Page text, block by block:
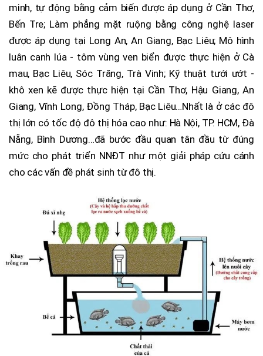
minh, tự động bằng cảm biến được áp dụng ở Cần Thơ,
Bến Tre; Làm phẳng mặt ruộng bằng công nghệ laser
được áp dụng tại Long An, An Giang, Bạc Liêu; Mô hình
luân canh lúa - tôm vùng ven biển được thực hiện ở Cà
mau, Bạc Liêu, Sóc Trăng, Trà Vinh; Kỹ thuật tưới ướt -
khô xen kẽ được thực hiện tại Cần Thơ, Hậu Giang, An
Giang, Vĩnh Long, Đồng Tháp, Bạc Liêu…Nhất là ở các đô
thị lớn có tốc độ đô thị hóa cao như: Hà Nội, TP. HCM, Đà
Nẵng, Bình Dương…đã bước đầu quan tân đầu từ đúng
mức cho phát triển NNĐT như một giải pháp cứu cánh
cho các vấn đề phát sinh từ đô thị.